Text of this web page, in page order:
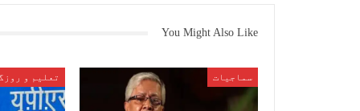
You Might Also Like
سماجیات تعلیم و